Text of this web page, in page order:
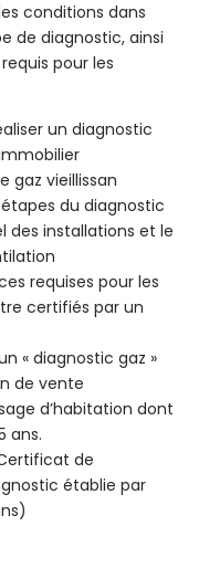
conditions dans
de diagnostic, ainsi
pour les
un diagnostic
gaz vieillissan
du diagnostic
des installations et le
requises pour les
certifiés par un
« diagnostic gaz »
de vente
d’habitation dont
ans.
de
établie par